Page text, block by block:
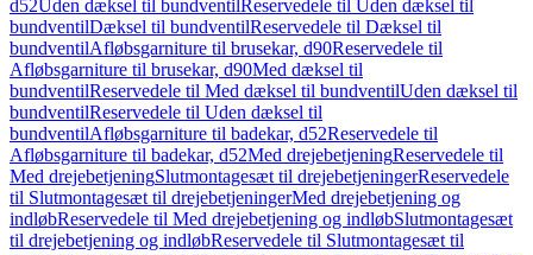
d52Uden dæksel til bundventilReservedele til Uden dæksel til
bundventilDæksel til bundventilReservedele til Dæksel til
bundventilAfløbsgarniture til brusekar, d90Reservedele til
Afløbsgarniture til brusekar, d90Med dæksel til
bundventilReservedele til Med dæksel til bundventilUden dæksel til
bundventilReservedele til Uden dæksel til
bundventilAfløbsgarniture til badekar, d52Reservedele til
Afløbsgarniture til badekar, d52Med drejebetjeningReservedele til
Med drejebetjeningSlutmontagesæt til drejebetjeningerReservedele
til Slutmontagesæt til drejebetjeningerMed drejebetjening og
indløbReservedele til Med drejebetjening og indløbSlutmontagesæt
til drejebetjening og indløbReservedele til Slutmontagesæt til